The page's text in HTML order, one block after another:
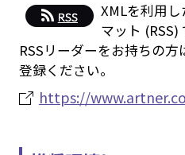
XMLを利用
マット (RSS)
RSSリーダーをお持ちの
登録ください。
https://